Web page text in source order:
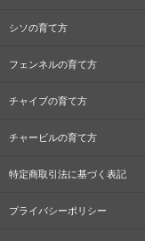
シソの育て方
フェンネルの育て方
チャイブの育て方
チャービルの育て方
特定商取引法に基づく表記
プライバシーポリシー